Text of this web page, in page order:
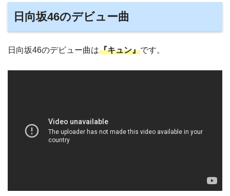
日向坂46のデビュー曲
日向坂46のデビュー曲は『キュン』です。